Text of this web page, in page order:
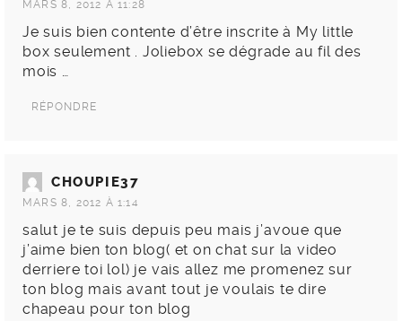
MARS 8, 2012 À 11:28
Je suis bien contente d’être inscrite à My little
box seulement . Joliebox se dégrade au fil des
mois …
RÉPONDRE
CHOUPIE37
MARS 8, 2012 À 1:14
salut je te suis depuis peu mais j’avoue que
j’aime bien ton blog( et on chat sur la video
derriere toi lol) je vais allez me promenez sur
ton blog mais avant tout je voulais te dire
chapeau pour ton blog